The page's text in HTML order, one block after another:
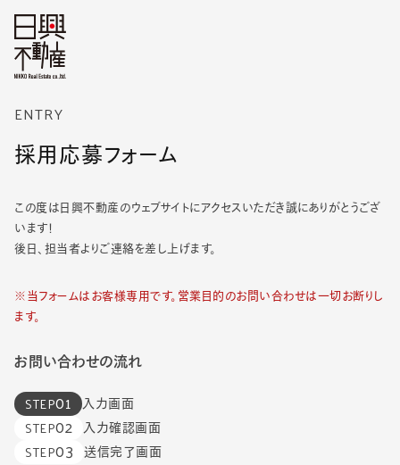
ENTRY
採用応募フォーム
この度は日興不動産のウェブサイトにアクセスいただき誠にありがとうござ
います！
後日、担当者よりご連絡を差し上げます。
※当フォームはお客様専用です。営業目的のお問い合わせは一切お断りし
ます。
お問い合わせの流れ
STEP01 入力画面
STEP02 入力確認画面
STEP03 送信完了画面